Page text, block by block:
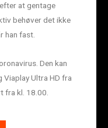
at gentage
behøver det ikke
han fast.
Den kan
Viaplay Ultra HD fra
fra kl. 18.00.